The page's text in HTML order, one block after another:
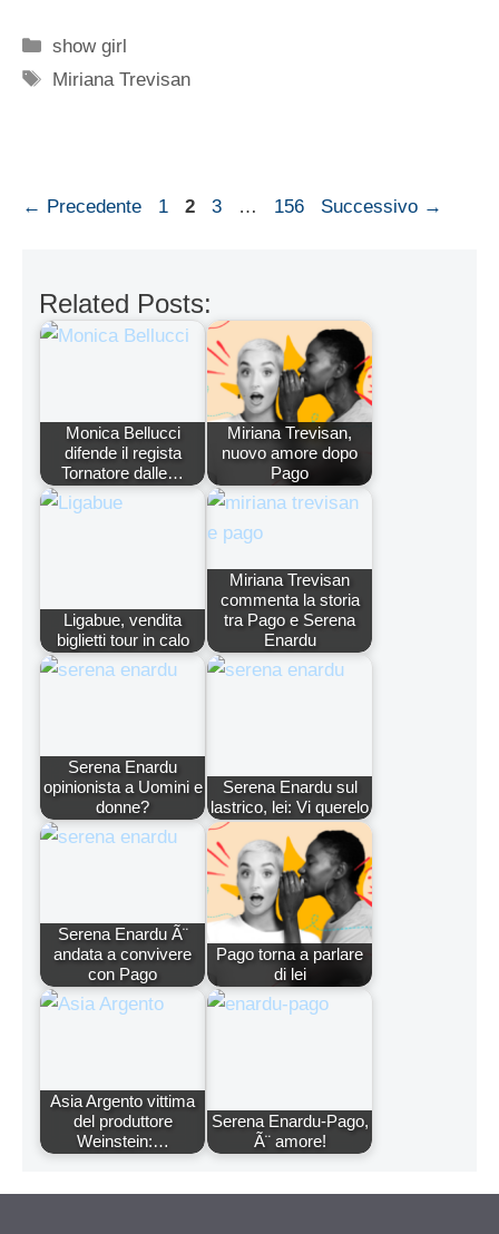
Categorie
show girl
Tag
Miriana Trevisan
← Precedente Pagina
1 Pagina
2 Pagina
3 … Pagina
156 Successivo →
Related Posts:
Monica Bellucci
difende il regista
Tornatore dalle…
Miriana Trevisan,
nuovo amore dopo
Pago
Ligabue, vendita
biglietti tour in calo
Miriana Trevisan
commenta la storia
tra Pago e Serena
Enardu
Serena Enardu
opinionista a Uomini e
donne?
Serena Enardu sul
lastrico, lei: Vi querelo
Serena Enardu Ã¨
andata a convivere
con Pago
Pago torna a parlare
di lei
Asia Argento vittima
del produttore
Weinstein:…
Serena Enardu-Pago,
Ã¨ amore!